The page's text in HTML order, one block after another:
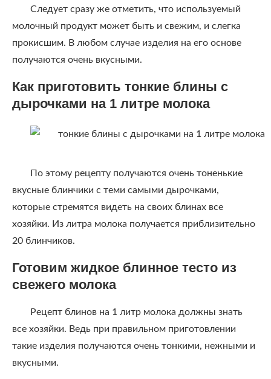
Следует сразу же отметить, что используемый
молочный продукт может быть и свежим, и слегка
прокисшим. В любом случае изделия на его основе
получаются очень вкусными.
Как приготовить тонкие блины с
дырочками на 1 литре молока
По этому рецепту получаются очень тоненькие
вкусные блинчики с теми самыми дырочками,
которые стремятся видеть на своих блинах все
хозяйки. Из литра молока получается приблизительно
20 блинчиков.
Готовим жидкое блинное тесто из
свежего молока
Рецепт блинов на 1 литр молока должны знать
все хозяйки. Ведь при правильном приготовлении
такие изделия получаются очень тонкими, нежными и
вкусными.